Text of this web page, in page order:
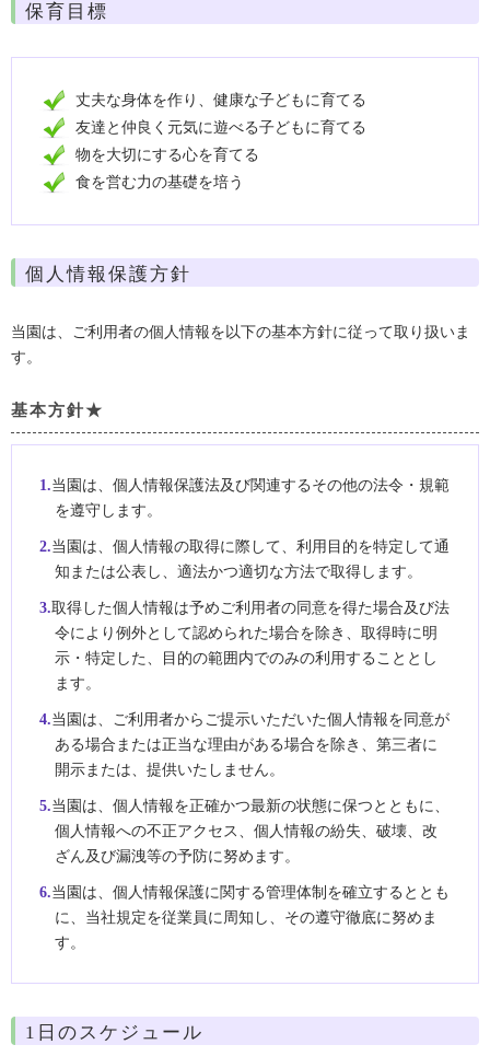
保育目標
丈夫な身体を作り、健康な子どもに育てる
友達と仲良く元気に遊べる子どもに育てる
物を大切にする心を育てる
食を営む力の基礎を培う
個人情報保護方針
当園は、ご利用者の個人情報を以下の基本方針に従って取り扱いま
す。
基本方針★
1.当園は、個人情報保護法及び関連するその他の法令・規範
を遵守します。
2.当園は、個人情報の取得に際して、利用目的を特定して通
知または公表し、適法かつ適切な方法で取得します。
3.取得した個人情報は予めご利用者の同意を得た場合及び法
令により例外として認められた場合を除き、取得時に明
示・特定した、目的の範囲内でのみの利用することとし
ます。
4.当園は、ご利用者からご提示いただいた個人情報を同意が
ある場合または正当な理由がある場合を除き、第三者に
開示または、提供いたしません。
5.当園は、個人情報を正確かつ最新の状態に保つとともに、
個人情報への不正アクセス、個人情報の紛失、破壊、改
ざん及び漏洩等の予防に努めます。
6.当園は、個人情報保護に関する管理体制を確立するととも
に、当社規定を従業員に周知し、その遵守徹底に努めま
す。
1日のスケジュール